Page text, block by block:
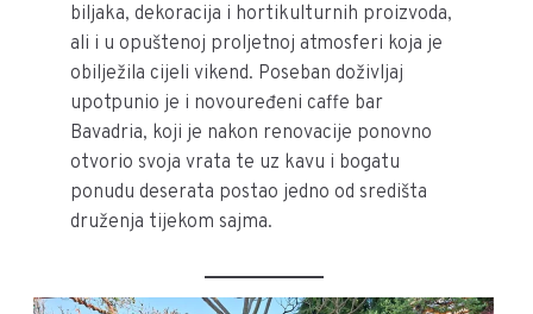
biljaka, dekoracija i hortikulturnih proizvoda,
ali i u opuštenoj proljetnoj atmosferi koja je
obilježila cijeli vikend. Poseban doživljaj
upotpunio je i novouređeni caffe bar
Bavadria, koji je nakon renovacije ponovno
otvorio svoja vrata te uz kavu i bogatu
ponudu deserata postao jedno od središta
druženja tijekom sajma.